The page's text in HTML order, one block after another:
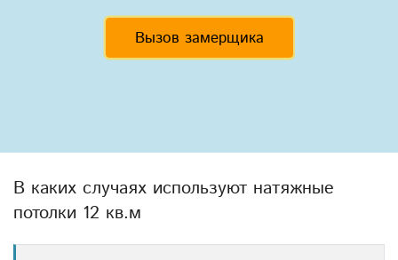
Вызов замерщика
В каких случаях используют натяжные
потолки 12 кв.м